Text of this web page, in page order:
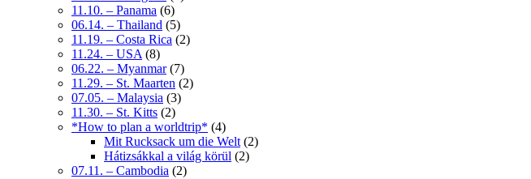
11.10. – Panama (6)
06.14. – Thailand (5)
11.19. – Costa Rica (2)
11.24. – USA (8)
06.22. – Myanmar(7)
11.29. – St. Maarten (2)
07.05. – Malaysia (3)
11.30. – St. Kitts (2)
*How to plan a worldtrip* (4)
Mit Rucksack um die Welt (2)
Hátizsákkal a világ körül (2)
07.11. – Cambodia (2)